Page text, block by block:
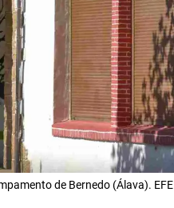
de Bernedo (Álava). EFE